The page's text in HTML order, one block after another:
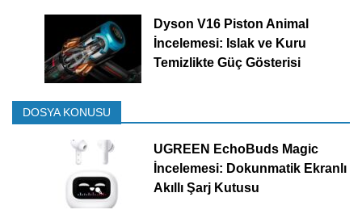
Dyson V16 Piston Animal
İncelemesi: Islak ve Kuru
Temizlikte Güç Gösterisi
DOSYA KONUSU
UGREEN EchoBuds Magic
İncelemesi: Dokunmatik Ekranlı
Akıllı Şarj Kutusu